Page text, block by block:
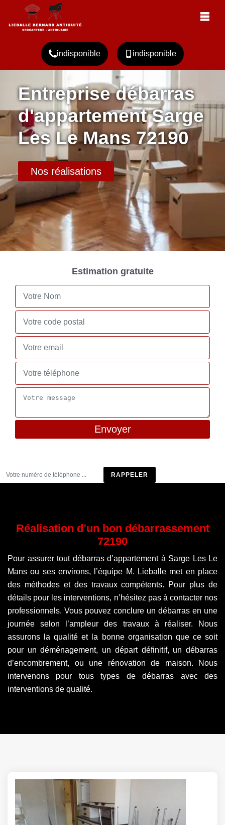
indisponible indisponible
Entreprise débarras
d'appartement Sarge
Les Le Mans 72190
Nos réalisations
Estimation gratuite
Réalisation d’un bon débarrassement
72190
Pour assurer tout débarras d’appartement à Sarge Les Le
Mans ou ses environs, l’équipe M. Lieballe met en place
des méthodes et des travaux compétents. Pour plus de
détails pour les interventions, n’hésitez pas à contacter nos
professionnels. Vous pouvez conclure un débarras en une
journée selon l’ampleur des travaux à réaliser. Nous
assurons la qualité et la bonne organisation que ce soit
pour un déménagement, un départ définitif, un débarras
d’encombrement, ou une rénovation de maison. Nous
intervenons pour tous types de débarras avec des
interventions de qualité.